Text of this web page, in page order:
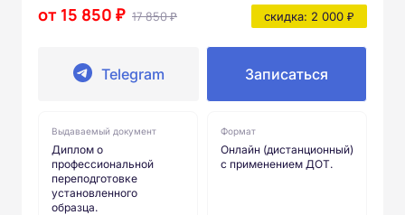
от 15 850 ₽ 17 850 ₽ скидка: 2 000 ₽
Telegram Записаться
Выдаваемый документ
Диплом о
профессиональной
переподготовке
установленного
образца.
Формат
Онлайн (дистанционный)
с применением ДОТ.